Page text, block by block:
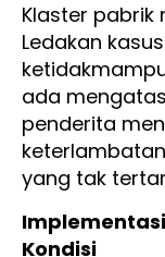
Klaster pabrik
Ledakan
ada
penderita
yang tak
Kondisi